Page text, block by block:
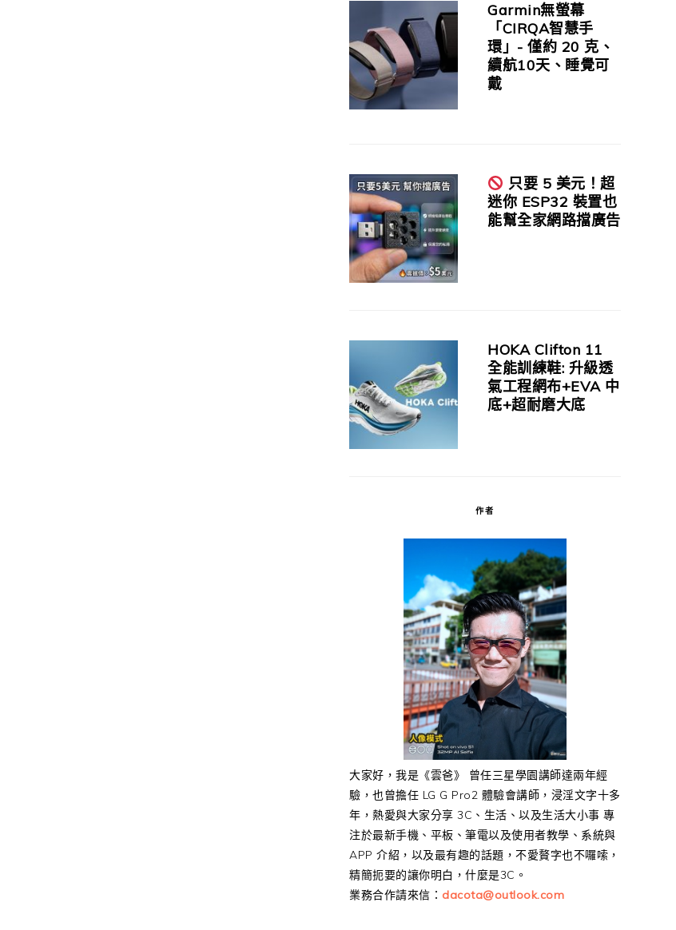
Garmin無螢幕
「CIRQA智慧手
環」- 僅約 20 克、
續航10天、睡覺可
戴
只要 5 美元！超
迷你 ESP32 裝置也
能幫全家網路擋廣告
HOKA Clifton 11
全能訓練鞋: 升級透
氣工程網布+EVA 中
底+超耐磨大底
作者
大家好，我是《雲爸》 曾任三星學園講師達兩年經
驗，也曾擔任 LG G Pro2 體驗會講師，浸淫文字十多
年，熱愛與大家分享 3C、生活、以及生活大小事 專
注於最新手機、平板、筆電以及使用者教學、系統與
APP 介紹，以及最有趣的話題，不愛贅字也不囉嗦，
精簡扼要的讓你明白，什麼是3C。
業務合作請來信： dacota@outlook.com